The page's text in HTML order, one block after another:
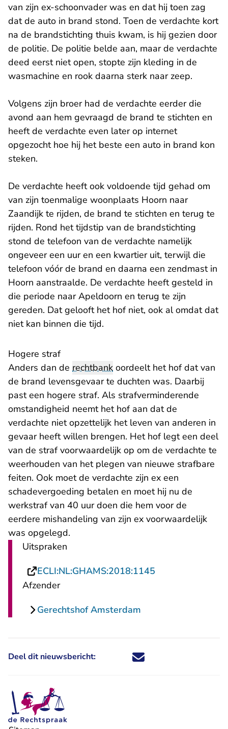
van zijn ex-schoonvader was en dat hij toen zag
dat de auto in brand stond. Toen de verdachte kort
na de brandstichting thuis kwam, is hij gezien door
de politie. De politie belde aan, maar de verdachte
deed eerst niet open, stopte zijn kleding in de
wasmachine en rook daarna sterk naar zeep.
Volgens zijn broer had de verdachte eerder die
avond aan hem gevraagd de brand te stichten en
heeft de verdachte even later op internet
opgezocht hoe hij het beste een auto in brand kon
steken.
De verdachte heeft ook voldoende tijd gehad om
van zijn toenmalige woonplaats Hoorn naar
Zaandijk te rijden, de brand te stichten en terug te
rijden. Rond het tijdstip van de brandstichting
stond de telefoon van de verdachte namelijk
ongeveer een uur en een kwartier uit, terwijl die
telefoon vóór de brand en daarna een zendmast in
Hoorn aanstraalde. De verdachte heeft gesteld in
die periode naar Apeldoorn en terug te zijn
gereden. Dat gelooft het hof niet, ook al omdat dat
niet kan binnen die tijd.
Hogere straf
Anders dan de rechtbank oordeelt het hof dat van
de brand levensgevaar te duchten was. Daarbij
past een hogere straf. Als strafverminderende
omstandigheid neemt het hof aan dat de
verdachte niet opzettelijk het leven van anderen in
gevaar heeft willen brengen. Het hof legt een deel
van de straf voorwaardelijk op om de verdachte te
weerhouden van het plegen van nieuwe strafbare
feiten. Ook moet de verdachte zijn ex een
schadevergoeding betalen en moet hij nu de
werkstraf van 40 uur doen die hem voor de
eerdere mishandeling van zijn ex voorwaardelijk
was opgelegd.
Uitspraken
ECLI:NL:GHAMS:2018:1145
Afzender
Gerechtshof Amsterdam
Deel dit nieuwsbericht: Deel dit nieuwsbericht via X -
Deel dit nieuwsbericht via
Deel dit nieuwsbericht
Deel dit